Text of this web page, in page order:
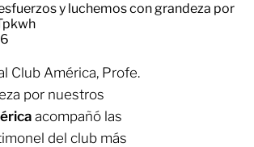
y luchemos con grandeza por
Club América, Profe.
por nuestros
acompañó las
del club más